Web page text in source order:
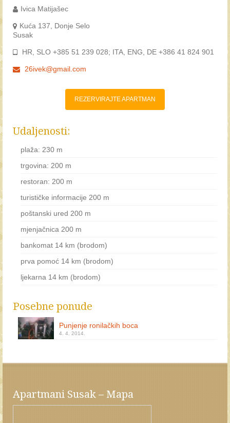
Ivica Matijašec
Kuća 137, Donje Selo
Susak
HR, SLO +385 51 239 028; ITA, ENG, DE +386 41 824 901
26ivek@gmail.com
REZERVIRAJTE APARTMAN
Udaljenosti:
plaža: 230 m
trgovina: 200 m
restoran: 200 m
turističke informacije 200 m
poštanski ured 200 m
mjenjačnica 200 m
bankomat 14 km (brodom)
prva pomoć 14 km (brodom)
ljekarna 14 km (brodom)
Posebne ponude
Punjenje ronilačkih boca
4. 4. 2014.
Apartmani Susak – Mapa